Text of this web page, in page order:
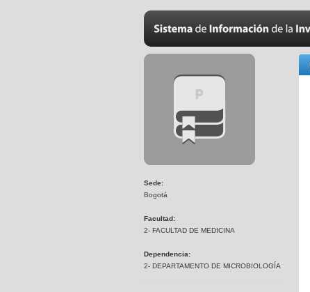
Sede:
Bogotá
Facultad:
2- FACULTAD DE MEDICINA
Dependencia:
2- DEPARTAMENTO DE MICROBIOLOGÍA